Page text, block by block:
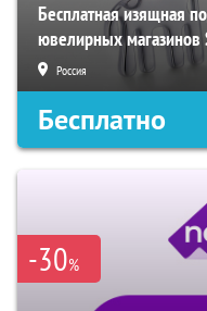
Бесплатная изящная
ювелирных магазинов
Россия
Бесплатно
-30%